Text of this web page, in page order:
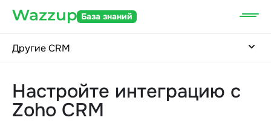
База знаний
Другие CRM
Настройте интеграцию с
Zoho CRM